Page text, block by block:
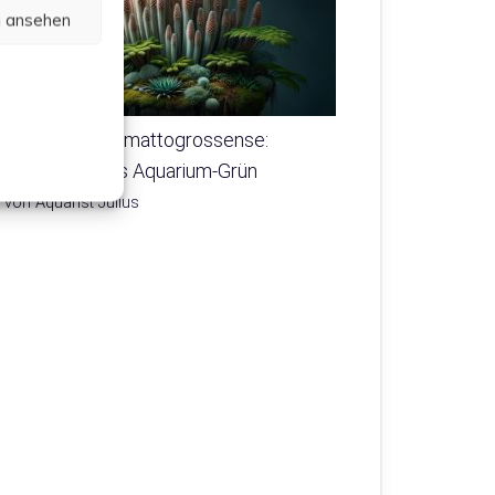
ansehen
Myriophyllum mattogrossense:
Pflegeleichtes Aquarium-Grün
von Aquarist Julius